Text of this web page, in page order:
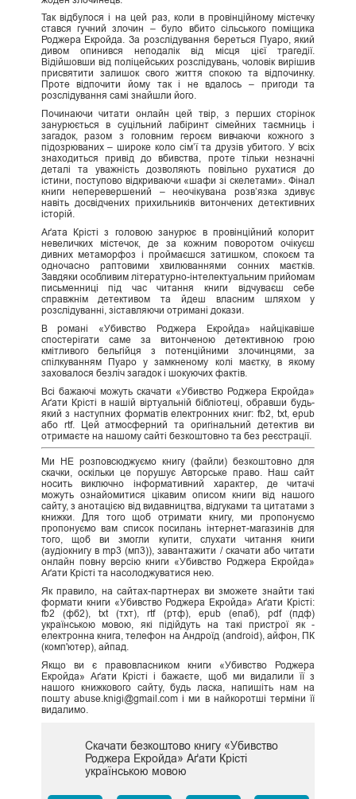
Так відбулося і на цей раз, коли в провінційному містечку
стався гучний злочин – було вбито сільського поміщика
Роджера Екройда. За розслідування береться Пуаро, який
дивом опинився неподалік від місця цієї трагедії.
Відійшовши від поліцейських розслідувань, чоловік вирішив
присвятити залишок свого життя спокою та відпочинку.
Проте відпочити йому так і не вдалось – пригоди та
розслідування самі знайшли його.
Починаючи читати онлайн цей твір, з перших сторінок
занурюється в суцільний лабіринт сімейних таємниць і
загадок, разом з головним героєм вивчаючи кожного з
підозрюваних – широке коло сім’ї та друзів убитого. У всіх
знаходиться привід до вбивства, проте тільки незначні
деталі та уважність дозволяють повільно рухатися до
істини, поступово відкриваючи «шафи зі скелетами». Фінал
книги неперевершений – неочікувана розв’язка здивує
навіть досвідчених прихильників витончених детективних
історій.
Аґата Крісті з головою занурює в провінційний колорит
невеличких містечок, де за кожним поворотом очікуєш
дивних метаморфоз і проймаєшся затишком, спокоєм та
одночасно раптовими хвилюваннями сонних маєтків.
Завдяки особливим літературно-інтелектуальним прийомам
письменниці під час читання книги відчуваєш себе
справжнім детективом та йдеш власним шляхом у
розслідуванні, зіставляючи отримані докази.
В романі «Убивство Роджера Екройда» найцікавіше
спостерігати саме за витонченою детективною грою
кмітливого бельгійця з потенційними злочинцями, за
спілкуванням Пуаро у замкненому колі маєтку, в якому
заховалося безліч загадок і шокуючих фактів.
Всі бажаючі можуть скачати «Убивство Роджера Екройда»
Аґати Крісті в нашій віртуальній бібліотеці, обравши будь-
який з наступних форматів електронних книг: fb2, txt, epub
або rtf. Цей атмосферний та оригінальний детектив ви
отримаєте на нашому сайті безкоштовно та без реєстрації.
Ми НЕ розповсюджуємо книгу (файли) безкоштовно для
скачки, оскільки це порушує Авторське право. Наш сайт
носить виключно інформативний характер, де читачі
можуть ознайомитися цікавим описом книги від нашого
сайту, з анотацією від видавництва, відгуками та цитатами з
книжки. Для того щоб отримати книгу, ми пропонуємо
пропонуємо вам список посилань інтернет-магазинів для
того, щоб ви змогли купити, слухати читання книги
(аудіокнигу в mp3 (мп3)), завантажити / скачати або читати
онлайн повну версію книги «Убивство Роджера Екройда»
Аґати Крісті та насолоджуватися нею.
Як правило, на сайтах-партнерах ви зможете знайти такі
формати книги «Убивство Роджера Екройда» Аґати Крісті:
fb2 (фб2), txt (тхт), rtf (ртф), epub (епаб), pdf (пдф)
українською мовою, які підійдуть на такі пристрої як -
електронна книга, телефон на Андроїд (android), айфон, ПК
(комп'ютер), айпад.
Якщо ви є правовласником книги «Убивство Роджера
Екройда» Аґати Крісті і бажаєте, щоб ми видалили її з
нашого книжкового сайту, будь ласка, напишіть нам на
пошту abuse.knigi@gmail.com і ми в найкоротші терміни її
видалимо.
Скачати безкоштово книгу «Убивство
Роджера Екройда» Аґати Крісті
українською мовою